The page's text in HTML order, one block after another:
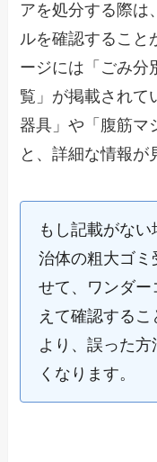
アを処分する際は
ルを確認すること
ージには「ごみ分
覧」が掲載されて
器具」や「腹筋マ
と、詳細な情報が
もし記載がな
治体の粗大ゴ
せて、ワンダ
えて確認する
より、誤った
くなります。